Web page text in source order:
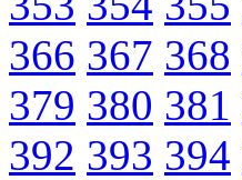
366 367 368
379 380 381
392 393 394